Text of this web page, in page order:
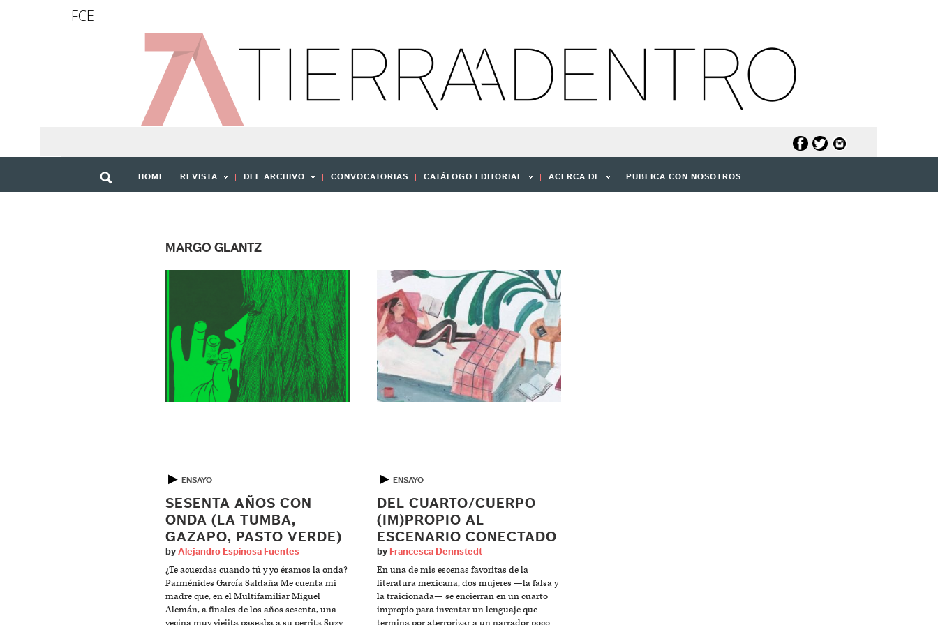
FCE
HOME REVISTA DEL ARCHIVO CONVOCATORIAS CATÁLOGO EDITORIAL ACERCA DE PUBLICA CON NOSOTROS
MARGO GLANTZ
▶ ENSAYO
SESENTA AÑOS CON
ONDA (LA TUMBA,
GAZAPO, PASTO VERDE)
by Alejandro Espinosa Fuentes
¿Te acuerdas cuando tú y yo éramos la onda?
Parménides García Saldaña Me cuenta mi
madre que, en el Multifamiliar Miguel
Alemán, a finales de los años sesenta, una
▶ ENSAYO
DEL CUARTO/CUERPO
(IM)PROPIO AL
ESCENARIO CONECTADO
by Francesca Dennstedt
En una de mis escenas favoritas de la
literatura mexicana, dos mujeres —la falsa y
la traicionada— se encierran en un cuarto
impropio para inventar un lenguaje que